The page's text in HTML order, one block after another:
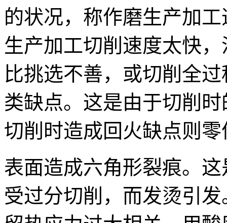
的状况，称作磨生产加
生产加工切削速度太快
比挑选不善，或切削全
类缺点。这是由于切削
切削时造成回火缺点则
表面造成六角形裂痕。
受过分切削，而发烫引